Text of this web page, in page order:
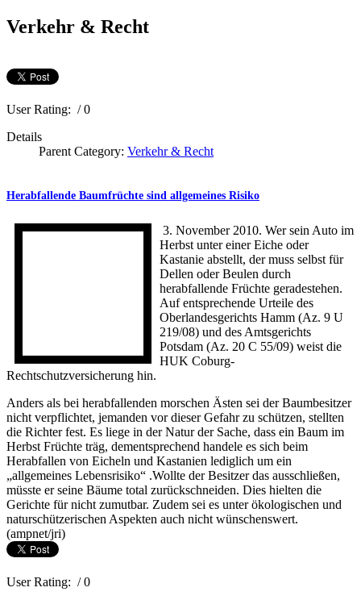
Verkehr & Recht
User Rating: / 0
Details
Parent Category: Verkehr & Recht
Herabfallende Baumfrüchte sind allgemeines Risiko
3. November 2010. Wer sein Auto im
Herbst unter einer Eiche oder
Kastanie abstellt, der muss selbst für
Dellen oder Beulen durch
herabfallende Früchte geradestehen.
Auf entsprechende Urteile des
Oberlandesgerichts Hamm (Az. 9 U
219/08) und des Amtsgerichts
Potsdam (Az. 20 C 55/09) weist die
HUK Coburg-
Rechtschutzversicherung hin.
Anders als bei herabfallenden morschen Ästen sei der Baumbesitzer
nicht verpflichtet, jemanden vor dieser Gefahr zu schützen, stellten
die Richter fest. Es liege in der Natur der Sache, dass ein Baum im
Herbst Früchte träg, dementsprechend handele es sich beim
Herabfallen von Eicheln und Kastanien lediglich um ein
„allgemeines Lebensrisiko“ .Wollte der Besitzer das ausschließen,
müsste er seine Bäume total zurückschneiden. Dies hielten die
Gerichte für nicht zumutbar. Zudem sei es unter ökologischen und
naturschützerischen Aspekten auch nicht wünschenswert.
(ampnet/jri)
User Rating: / 0